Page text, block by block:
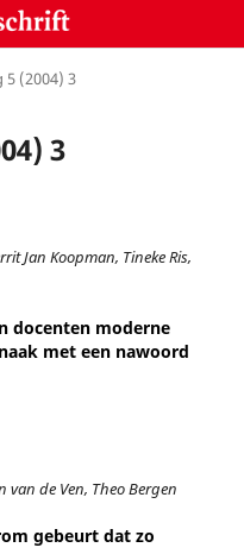
5 (2004) 3
3
Jan Koopman, Tineke Ris,
docenten moderne
met een nawoord
van de Ven, Theo Bergen
gebeurt dat zo